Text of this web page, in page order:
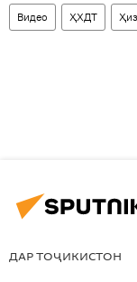
Видео ҲХДТ
ДАР ТОҶИКИСТОН